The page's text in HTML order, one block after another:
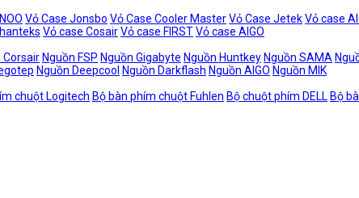
Vỏ Case Jonsbo Vỏ Case Cooler MasterVỏ Case JetekVỏ case
Vỏ case CosairVỏ case FIRSTVỏ case AIGO
Corsair Nguồn FSP Nguồn Gigabyte Nguồn Huntkey Nguồn SAMA
Nguồn Deepcool Nguồn Darkflash Nguồn AIGO Nguồn MIK
chuột Logitech Bộ bàn phím chuột Fuhlen Bộ chuột phím DELL Bộ